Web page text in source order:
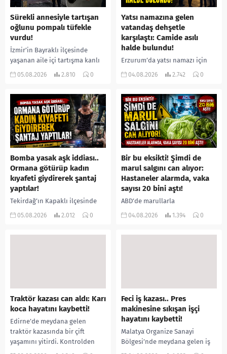
Sürekli annesiyle tartışan
oğlunu pompalı tüfekle
vurdu!
İzmir’in Bayraklı ilçesinde
yaşanan aile içi tartışma kanlı
bitti. İddiaya göre, uzun süredir
05.08.2026 2.810 0
Yatsı namazına gelen
vatandaş dehşetle
karşılaştı: Camide asılı
halde bulundu!
Erzurum’da yatsı namazı için
camiye gelen bir vatandaş,
yerine sevk edilen...
04.08.2026 2.742 0
Bomba yasak aşk iddiası..
Ormana götürüp kadın
kıyafeti giydirerek şantaj
yaptılar!
Tekirdağ’ın Kapaklı ilçesinde
bir kişiyi, arkadaşının eşiyle
05.08.2026 2.012 0
Bir bu eksikti! Şimdi de
marul salgını can alıyor:
Hastaneler alarmda, vaka
sayısı 20 bini aştı!
ABD’de marullarla
ilişkilendirilen siklospora
04.08.2026 1.394 0
Traktör kazası can aldı: Karı
koca hayatını kaybetti!
Edirne’de meydana gelen
traktör kazasında bir çift
yaşamını yitirdi. Kontrolden
çıkarak devrilen traktörün
Feci iş kazası.. Pres
makinesine sıkışan işçi
hayatını kaybetti!
Malatya Organize Sanayi
Bölgesi’nde meydana gelen iş
kazasında, pres makinesine